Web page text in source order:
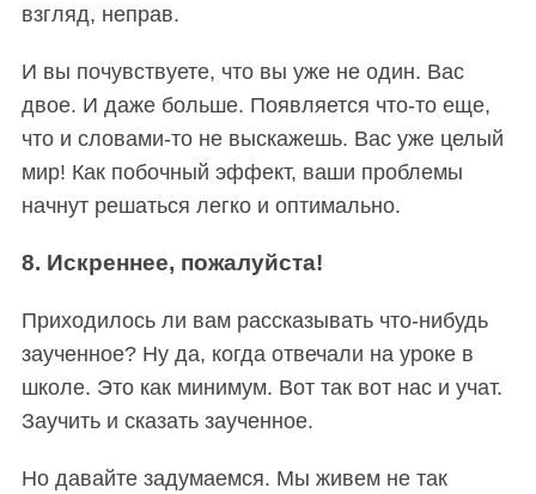
взгляд, неправ.
И вы почувствуете, что вы уже не один. Вас
двое. И даже больше. Появляется что-то еще,
что и словами-то не выскажешь. Вас уже целый
мир! Как побочный эффект, ваши проблемы
начнут решаться легко и оптимально.
8. Искреннее, пожалуйста!
Приходилось ли вам рассказывать что-нибудь
заученное? Ну да, когда отвечали на уроке в
школе. Это как минимум. Вот так вот нас и учат.
Заучить и сказать заученное.
Но давайте задумаемся. Мы живем не так